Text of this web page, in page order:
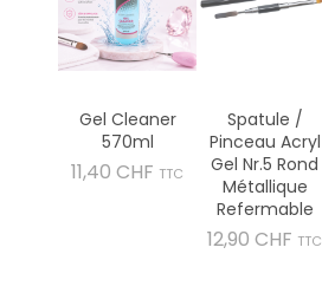
Gel Cleaner
570ml
11,40 CHF Prix
TTC
Spatule /
Pinceau Acryl
Gel Nr.5 Rond
Métallique
Refermable
12,90 CHF Prix
TTC